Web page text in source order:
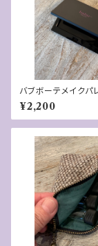
バブボーテメイクパ
¥2,200